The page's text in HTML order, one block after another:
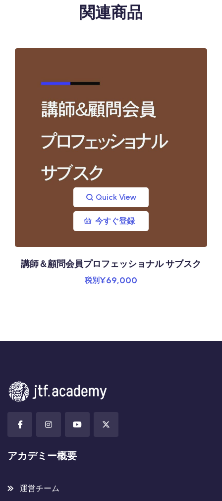
関連商品
Quick View
今すぐ登録
講師＆顧問会員プロフェッショナル サブスク
¥69,000
税別
アカデミー概要
運営チーム